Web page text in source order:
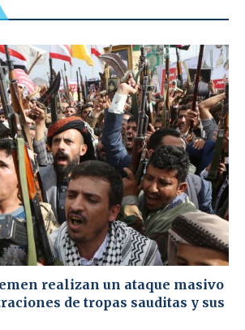
realizan un ataque masivo
de tropas sauditas y sus